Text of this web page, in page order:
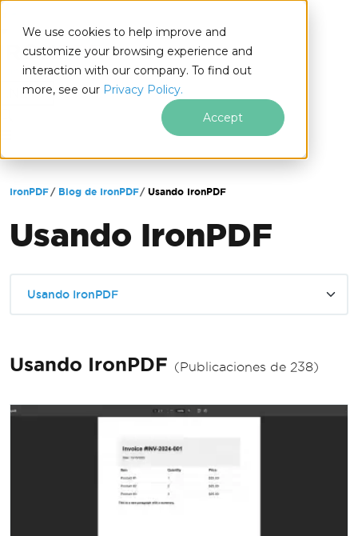
We use cookies to help improve and
customize your browsing experience and
interaction with our company. To find out
more, see our Privacy Policy.
Accept
.NET
Saltar al pie de página
IronPDF Blog de IronPDF Usando IronPDF
Usando IronPDF
Usando IronPDF
Usando IronPDF (Publicaciones de 238)